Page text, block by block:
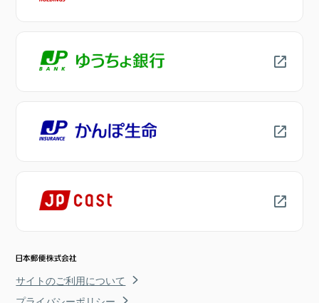
サイトのご利用について